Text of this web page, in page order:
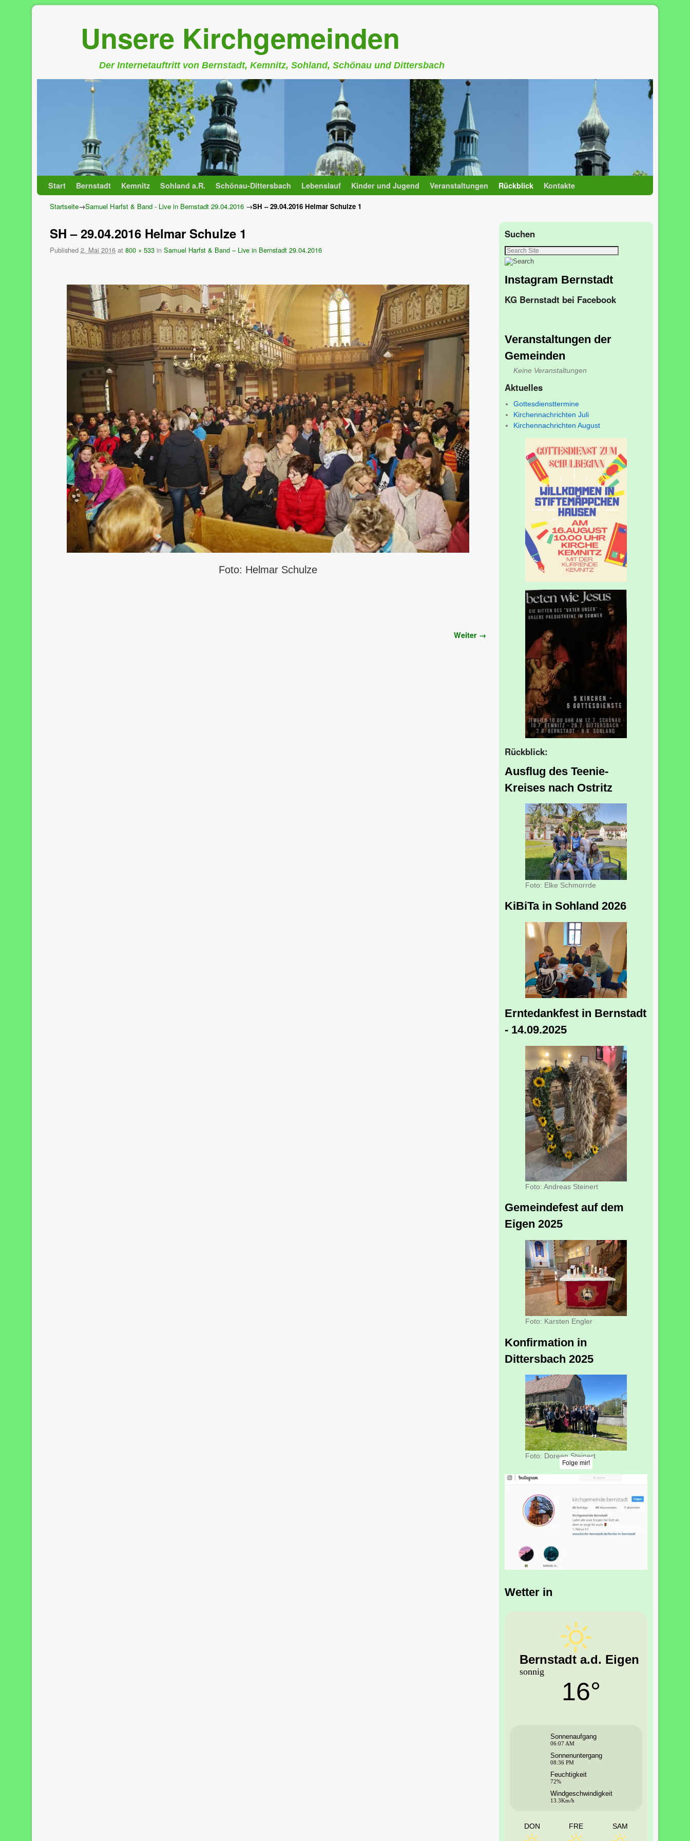
Unsere Kirchgemeinden
Der Internetauftritt von Bernstadt, Kemnitz, Sohland, Schönau und Dittersbach
Start Bernstadt Kemnitz Sohland a.R. Schönau-Dittersbach Lebenslauf Kinder und Jugend Veranstaltungen Rückblick Kontakte
Startseite→Samuel Harfst & Band - Live in Bernstadt 29.04.2016 →SH – 29.04.2016 Helmar Schulze 1
SH – 29.04.2016 Helmar Schulze 1
Published 2. Mai 2016 at 800 × 533 in Samuel Harfst & Band – Live in Bernstadt 29.04.2016
Foto: Helmar Schulze
Weiter →
Suchen
Instagram Bernstadt
KG Bernstadt bei Facebook
Veranstaltungen der
Gemeinden
Keine Veranstaltungen
Aktuelles
Gottesdiensttermine
Kirchennachrichten Juli
Kirchennachrichten August
Rückblick:
Ausflug des Teenie-
Kreises nach Ostritz
Foto: Elke Schmorrde
KiBiTa in Sohland 2026
Erntedankfest in Bernstadt
- 14.09.2025
Foto: Andreas Steinert
Gemeindefest auf dem
Eigen 2025
Foto: Karsten Engler
Konfirmation in
Dittersbach 2025
Foto: Doreen Steinert
Folge mir!
Wetter in
Bernstadt a.d. Eigen
sonnig
16°
Sonnenaufgang
06:07 AM
Sonnenuntergang
08:36 PM
Feuchtigkeit
72%
Windgeschwindigkeit
13.3Km/h
DON FRE SAM